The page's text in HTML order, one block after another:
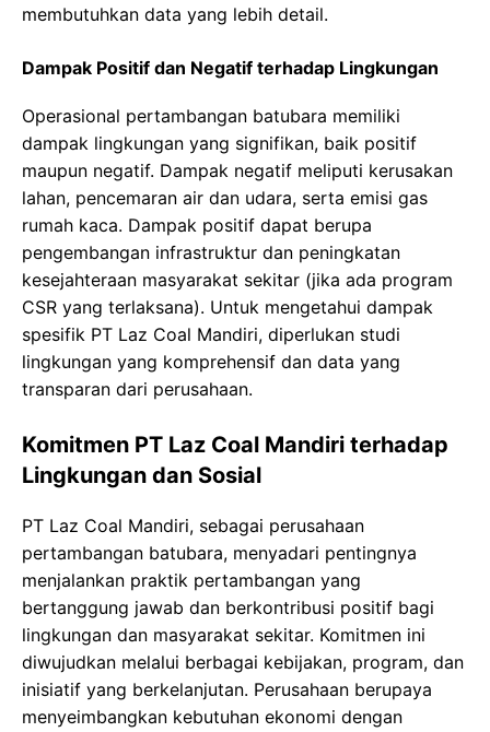
membutuhkan data yang lebih detail.
Dampak Positif dan Negatif terhadap Lingkungan
Operasional pertambangan batubara memiliki
dampak lingkungan yang signifikan, baik positif
maupun negatif. Dampak negatif meliputi kerusakan
lahan, pencemaran air dan udara, serta emisi gas
rumah kaca. Dampak positif dapat berupa
pengembangan infrastruktur dan peningkatan
kesejahteraan masyarakat sekitar (jika ada program
CSR yang terlaksana). Untuk mengetahui dampak
spesifik PT Laz Coal Mandiri, diperlukan studi
lingkungan yang komprehensif dan data yang
transparan dari perusahaan.
Komitmen PT Laz Coal Mandiri terhadap
Lingkungan dan Sosial
PT Laz Coal Mandiri, sebagai perusahaan
pertambangan batubara, menyadari pentingnya
menjalankan praktik pertambangan yang
bertanggung jawab dan berkontribusi positif bagi
lingkungan dan masyarakat sekitar. Komitmen ini
diwujudkan melalui berbagai kebijakan, program, dan
inisiatif yang berkelanjutan. Perusahaan berupaya
menyeimbangkan kebutuhan ekonomi dengan